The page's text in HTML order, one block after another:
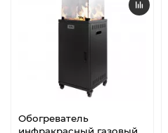
Обогреватель